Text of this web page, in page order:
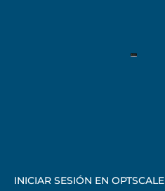
INICIAR SESIÓN EN OPTSCALE